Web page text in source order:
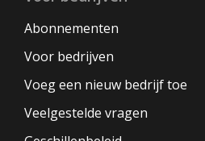
Abonnementen
Voor bedrijven
Voeg een nieuw bedrijf toe
Veelgestelde vragen